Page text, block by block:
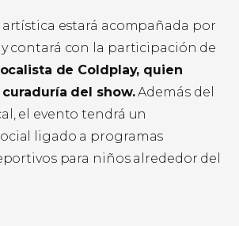
estará acompañada por
y contará con la participación de
de Coldplay, quien
del show.Además del
el evento tendrá un
ligado a programas
para niños alrededor del